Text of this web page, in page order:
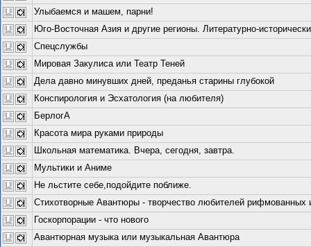
Улыбаемся и машем, парни!
Юго-Восточная Азия и другие регионы. Литературно-
Спецслужбы
Мировая Закулиса или Театр Теней
Дела давно минувших дней, преданья старины глубокой
Конспирология и Эсхатология (на любителя)
БерлогА
Красота мира руками природы
Школьная математика. Вчера, сегодня, завтра.
Мультики и Аниме
Не льстите себе,подойдите поближе.
Стихотворные Авантюры - творчество любителей рифмованных
Госкорпорации - что нового
Авантюрная музыка или музыкальная Авантюра